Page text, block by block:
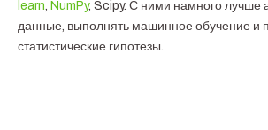
learn NumPy, Scipy. С ними намного лучше
данные, выполнять машинное обучение и
статистические гипотезы.